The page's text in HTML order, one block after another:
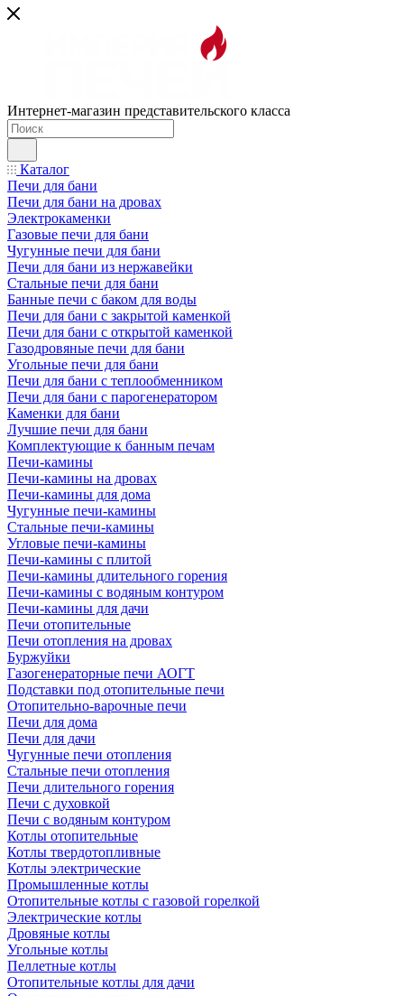
Интернет-магазин представительского класса
Каталог
Печи для бани
Печи для бани на дровах
Электрокаменки
Газовые печи для бани
Чугунные печи для бани
Печи для бани из нержавейки
Стальные печи для бани
Банные печи с баком для воды
Печи для бани с закрытой каменкой
Печи для бани с открытой каменкой
Газодровяные печи для бани
Угольные печи для бани
Печи для бани с теплообменником
Печи для бани с парогенератором
Каменки для бани
Лучшие печи для бани
Комплектующие к банным печам
Печи-камины
Печи-камины на дровах
Печи-камины для дома
Чугунные печи-камины
Стальные печи-камины
Угловые печи-камины
Печи-камины с плитой
Печи-камины длительного горения
Печи-камины с водяным контуром
Печи-камины для дачи
Печи отопительные
Печи отопления на дровах
Буржуйки
Газогенераторные печи АОГТ
Подставки под отопительные печи
Отопительно-варочные печи
Печи для дома
Печи для дачи
Чугунные печи отопления
Стальные печи отопления
Печи длительного горения
Печи с духовкой
Печи с водяным контуром
Котлы отопительные
Котлы твердотопливные
Котлы электрические
Промышленные котлы
Отопительные котлы с газовой горелкой
Электрические котлы
Дровяные котлы
Угольные котлы
Пеллетные котлы
Отопительные котлы для дачи